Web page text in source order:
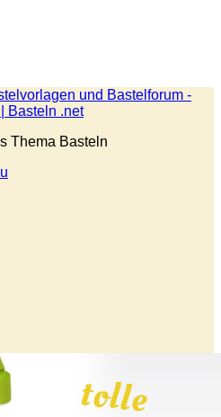
Thema Basteln